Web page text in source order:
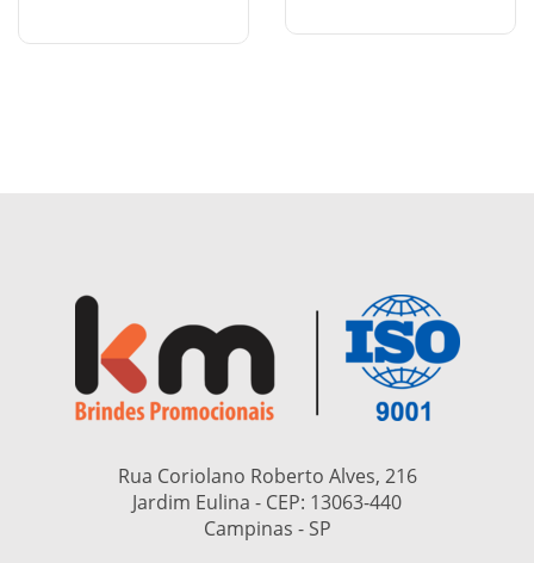
Rua Coriolano Roberto Alves, 216
Jardim Eulina - CEP: 13063-440
Campinas - SP